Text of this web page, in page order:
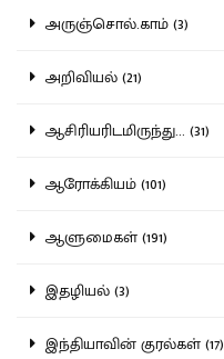
அருஞ்சொல்.காம் (3)
அறிவியல் (21)
ஆசிரியரிடமிருந்து... (31)
ஆரோக்கியம் (101)
ஆளுமைகள் (191)
இதழியல் (3)
இந்தியாவின் குரல்கள் (17)